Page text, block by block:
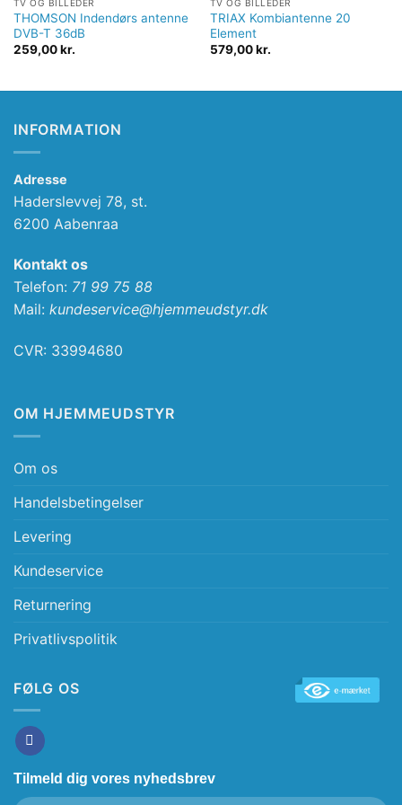
TV OG BILLEDER
THOMSON Indendørs antenne
DVB-T 36dB
259,00kr.
TV OG BILLEDER
TRIAX Kombiantenne 20
Element
579,00kr.
INFORMATION
Adresse
Haderslevvej 78, st.
6200 Aabenraa
Kontakt os
Telefon: 71 99 75 88
Mail: kundeservice@hjemmeudstyr.dk
CVR: 33994680
OM HJEMMEUDSTYR
Om os
Handelsbetingelser
Levering
Kundeservice
Returnering
Privatlivspolitik
FØLG OS
Tilmeld dig vores nyhedsbrev